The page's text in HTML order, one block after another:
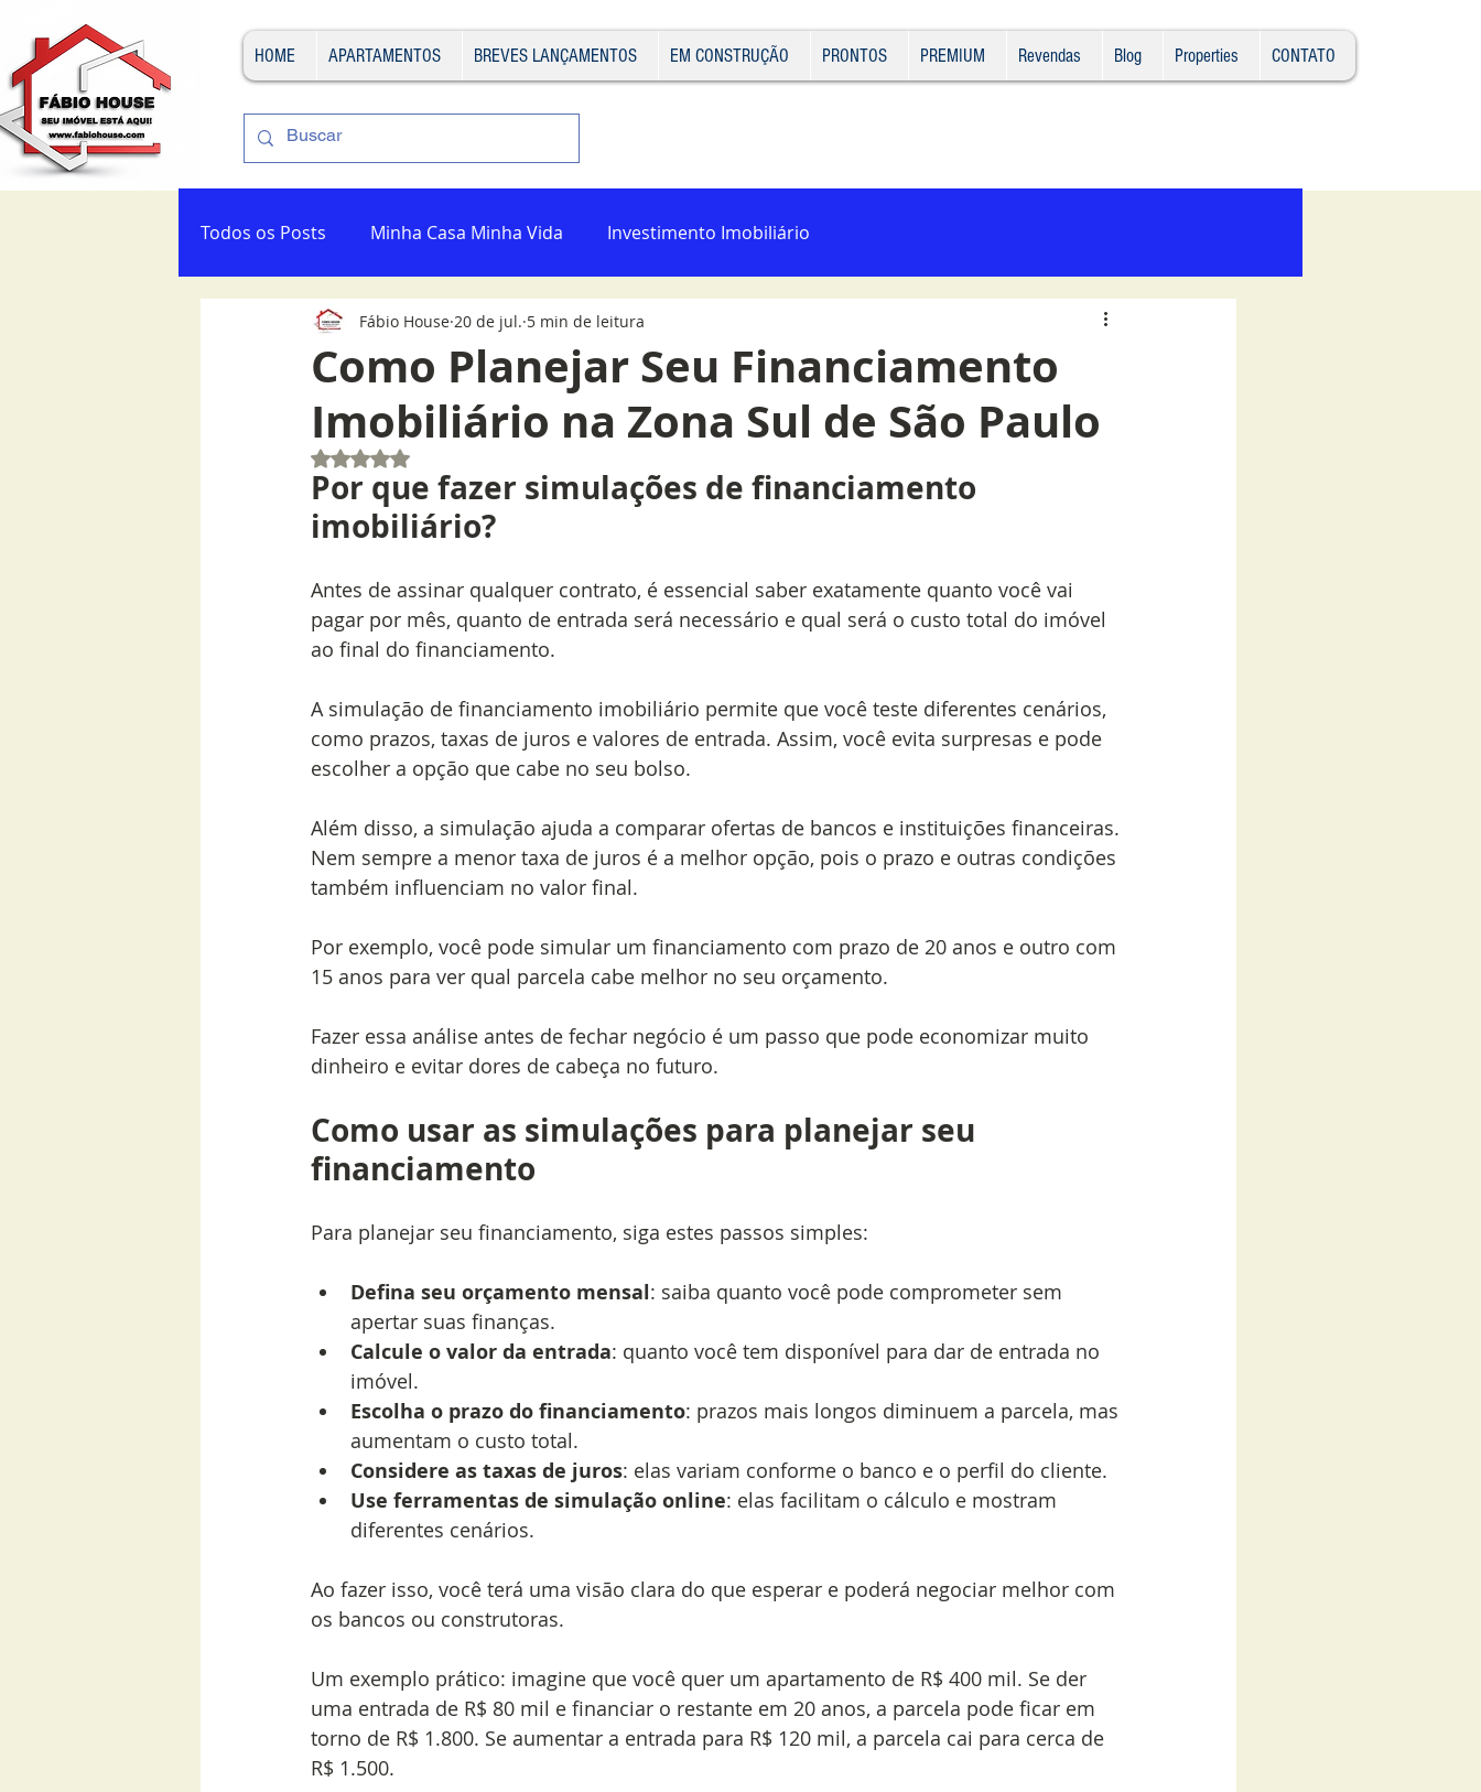
HOME APARTAMENTOS BREVES LANÇAMENTOS EM CONSTRUÇÃO PRONTOS PREMIUM Revendas Blog Properties CONTATO
Todos os Posts Minha Casa Minha Vida Investimento Imobiliário
Como Planejar Seu Financiamento
Imobiliário na Zona Sul de São Paulo
Fábio House 20 de jul. 5 min de leitura
Avaliado com NaN de 5 estrelas.
Por que fazer simulações de financiamento
imobiliário?
Antes de assinar qualquer contrato, é essencial saber exatamente quanto você vai
pagar por mês, quanto de entrada será necessário e qual será o custo total do imóvel
ao final do financiamento.
A simulação de financiamento imobiliário permite que você teste diferentes cenários,
como prazos, taxas de juros e valores de entrada. Assim, você evita surpresas e pode
escolher a opção que cabe no seu bolso.
Além disso, a simulação ajuda a comparar ofertas de bancos e instituições financeiras.
Nem sempre a menor taxa de juros é a melhor opção, pois o prazo e outras condições
também influenciam no valor final.
Por exemplo, você pode simular um financiamento com prazo de 20 anos e outro com
15 anos para ver qual parcela cabe melhor no seu orçamento.
Fazer essa análise antes de fechar negócio é um passo que pode economizar muito
dinheiro e evitar dores de cabeça no futuro.
Como usar as simulações para planejar seu
financiamento
Para planejar seu financiamento, siga estes passos simples:
Defina seu orçamento mensal: saiba quanto você pode comprometer sem
apertar suas finanças.
Calcule o valor da entrada: quanto você tem disponível para dar de entrada no
imóvel.
Escolha o prazo do financiamento: prazos mais longos diminuem a parcela, mas
aumentam o custo total.
Considere as taxas de juros: elas variam conforme o banco e o perfil do cliente.
Use ferramentas de simulação online: elas facilitam o cálculo e mostram
diferentes cenários.
Ao fazer isso, você terá uma visão clara do que esperar e poderá negociar melhor com
os bancos ou construtoras.
Um exemplo prático: imagine que você quer um apartamento de R$ 400 mil. Se der
uma entrada de R$ 80 mil e financiar o restante em 20 anos, a parcela pode ficar em
torno de R$ 1.800. Se aumentar a entrada para R$ 120 mil, a parcela cai para cerca de
R$ 1.500.